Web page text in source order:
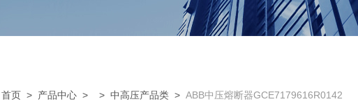
首页 > 产品中心 > > 中高压产品类 > ABB中压熔断器GCE7179616R0142